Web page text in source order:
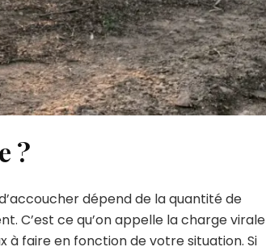
?
dépend de la quantité de
C’est ce qu’on appelle la charge virale
à faire en fonction de votre situation. Si